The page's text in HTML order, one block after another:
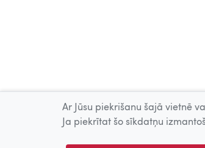
Ar Jūsu piekrišanu šajā vietnē
Ja piekrītat šo sīkdatņu